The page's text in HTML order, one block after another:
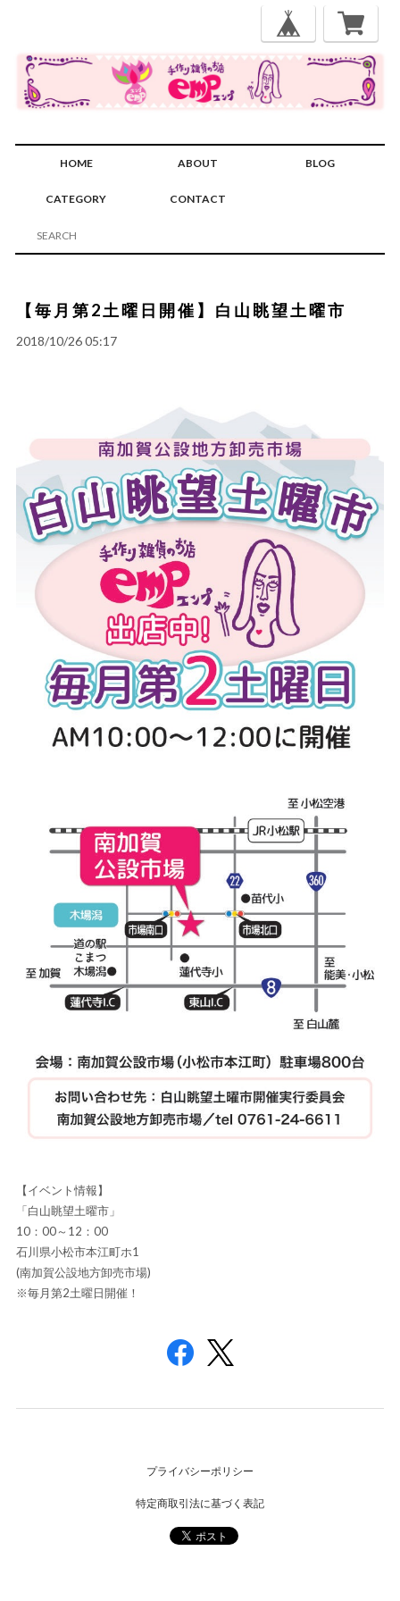
HOME ABOUT BLOG
CATEGORY CONTACT
【毎月第2土曜日開催】白山眺望土曜市
2018/10/26 05:17
【イベント情報】
「白山眺望土曜市」
10：00～12：00
石川県小松市本江町ホ1
(南加賀公設地方卸売市場)
※毎月第2土曜日開催！
プライバシーポリシー
特定商取引法に基づく表記